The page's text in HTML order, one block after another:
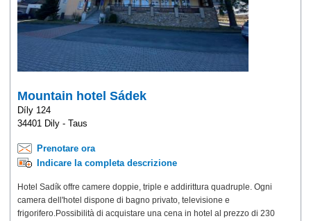
Mountain hotel Sádek
Díly 124
34401 Dily - Taus
Prenotare ora
Indicare la completa descrizione
Hotel Sadík offre camere doppie, triple e addirittura quadruple. Ogni
camera dell'hotel dispone di bagno privato, televisione e
frigorifero.Possibilità di acquistare una cena in hotel al prezzo di 230